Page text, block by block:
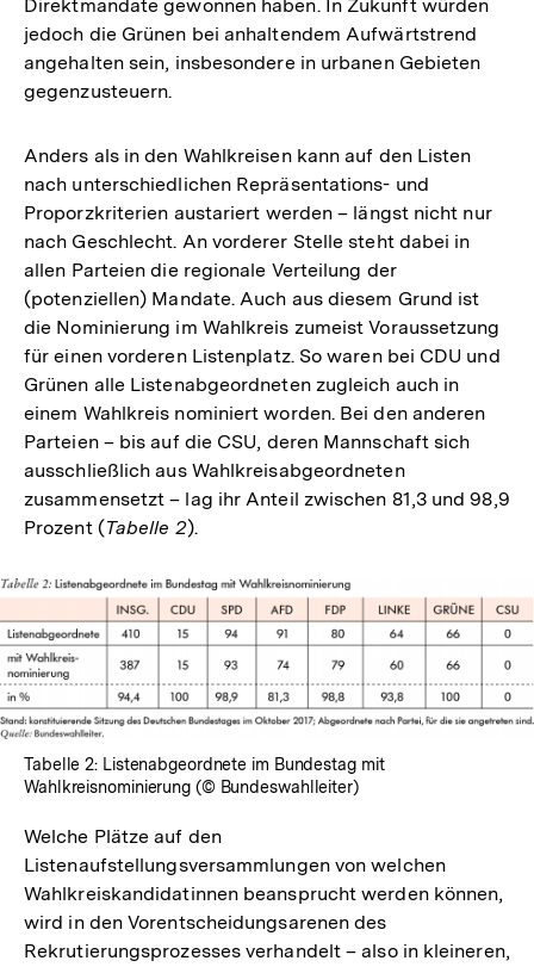
Direktmandate gewonnen haben. In Zukunft würden
jedoch die Grünen bei anhaltendem Aufwärtstrend
angehalten sein, insbesondere in urbanen Gebieten
gegenzusteuern.
Anders als in den Wahlkreisen kann auf den Listen
nach unterschiedlichen Repräsentations- und
Proporzkriterien austariert werden – längst nicht nur
nach Geschlecht. An vorderer Stelle steht dabei in
allen Parteien die regionale Verteilung der
(potenziellen) Mandate. Auch aus diesem Grund ist
die Nominierung im Wahlkreis zumeist Voraussetzung
für einen vorderen Listenplatz. So waren bei CDU und
Grünen alle Listenabgeordneten zugleich auch in
einem Wahlkreis nominiert worden. Bei den anderen
Parteien – bis auf die CSU, deren Mannschaft sich
ausschließlich aus Wahlkreisabgeordneten
zusammensetzt – lag ihr Anteil zwischen 81,3 und 98,9
Prozent (Tabelle 2).
Tabelle 2: Listenabgeordnete im Bundestag mit
Wahlkreisnominierung (© Bundeswahlleiter)
Welche Plätze auf den
Listenaufstellungsversammlungen von welchen
Wahlkreiskandidatinnen beansprucht werden können,
wird in den Vorentscheidungsarenen des
Rekrutierungsprozesses verhandelt – also in kleineren,